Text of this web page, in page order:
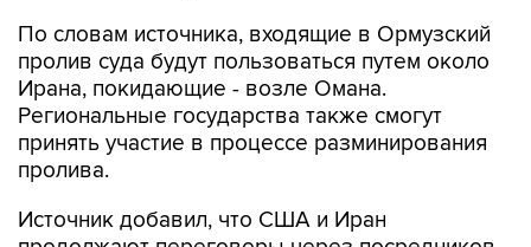
По словам источника, входящие в Ормузский
пролив суда будут пользоваться путем около
Ирана, покидающие - возле Омана.
Региональные государства также смогут
принять участие в процессе разминирования
пролива.
Источник добавил, что США и Иран